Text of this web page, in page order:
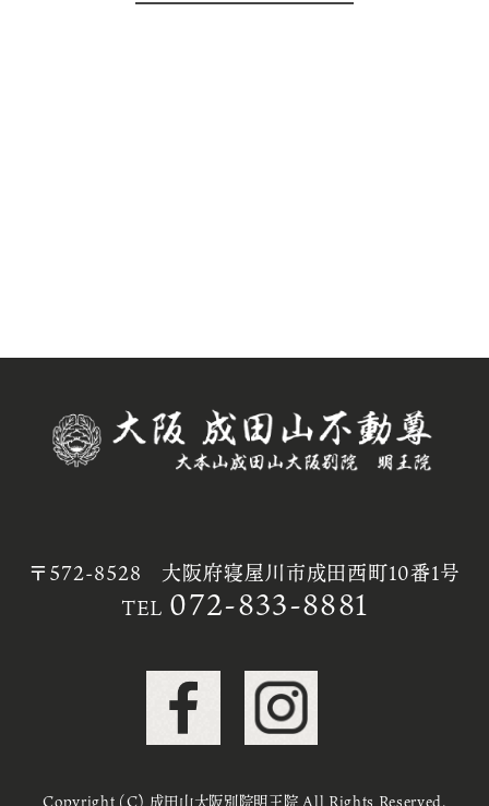
〒572-8528 大阪府寝屋川市成田西町10番1号
TEL 072-833-8881